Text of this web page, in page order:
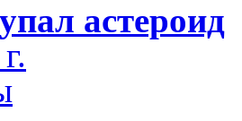
астероид